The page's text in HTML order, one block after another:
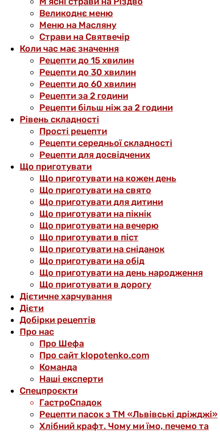
Великоднє меню
Меню на Масляну
Страви на Святвечір
Коли час має значення
Рецепти до 15 хвилин
Рецепти до 30 хвилин
Рецепти до 60 хвилин
Рецепти за 2 години
Рецепти більш ніж за 2 години
Рівень складності
Прості рецепти
Рецепти середньої складності
Рецепти для досвідчених
Що приготувати
Що приготувати на кожен день
Що приготувати на свято
Що приготувати для дитини
Що приготувати на пікнік
Що приготувати на вечерю
Що приготувати в піст
Що приготувати на сніданок
Що приготувати на обід
Що приготувати на день народження
Що приготувати в дорогу
Дієтичне харчування
Дієти
Добірки рецептів
Про нас
Про Шефа
Про сайт klopotenko.com
Команда
Наші експерти
Спецпроєкти
ГастроСпадок
Рецепти пасок з ТМ «Львівські дріжджі»
Хлібний крафт. Чому ми їмо, печемо та